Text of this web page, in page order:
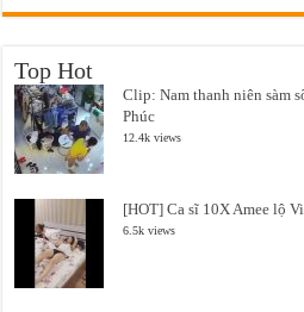
Top Hot
Clip: Nam thanh niên sàm
Phúc
12.4k views
[HOT] Ca sĩ 10X Amee lộ
6.5k views